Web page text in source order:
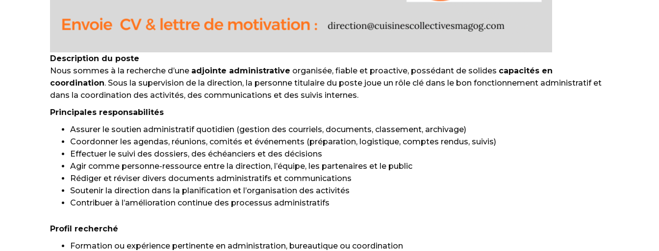
Description du poste
Nous sommes à la recherche d’une adjointe administrative organisée, fiable et proactive, possédant de solides capacités en
coordination. Sous la supervision de la direction, la personne titulaire du poste joue un rôle clé dans le bon fonctionnement administratif et
dans la coordination des activités, des communications et des suivis internes.
Principales responsabilités
Assurer le soutien administratif quotidien (gestion des courriels, documents, classement, archivage)
Coordonner les agendas, réunions, comités et événements (préparation, logistique, comptes rendus, suivis)
Effectuer le suivi des dossiers, des échéanciers et des décisions
Agir comme personne-ressource entre la direction, l’équipe, les partenaires et le public
Rédiger et réviser divers documents administratifs et communications
Soutenir la direction dans la planification et l’organisation des activités
Contribuer à l’amélioration continue des processus administratifs
Profil recherché
Formation ou expérience pertinente en administration, bureautique ou coordination